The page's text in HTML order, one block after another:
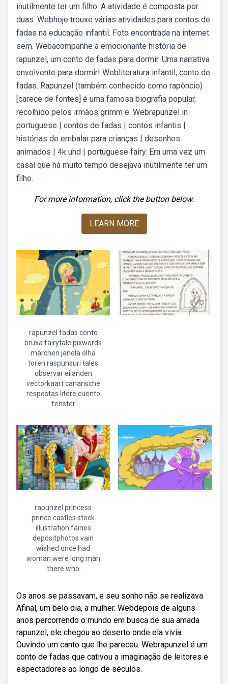
inutilmente ter um filho. A atividade é composta por
duas. Webhoje trouxe várias atividades para contos de
fadas na educação infantil. Foto encontrada na internet
sem. Webacompanhe a emocionante história de
rapunzel, um conto de fadas para dormir. Uma narrativa
envolvente para dormir! Webliteratura infantil, conto de
fadas. Rapunzel (também conhecido como rapôncio)
[carece de fontes] é uma famosa biografia popular,
recolhido pelos irmãos grimm e. Webrapunzel in
portuguese | contos de fadas | contos infantis |
histórias de embalar para crianças | desenhos
animados | 4k uhd | portuguese fairy. Era uma vez um
casal que há muito tempo desejava inutilmente ter um
filho.
For more information, click the button below.
LEARN MORE
rapunzel fadas conto
bruxa fairytale pixwords
märchen janela olha
toren raspunsuri tales
observar eilanden
vectorkaart canarische
respostas litere cuento
fenster
rapunzel princess
prince castles stock
illustration fairies
depositphotos vain
wished once had
woman were long man
there who
Os anos se passavam, e seu sonho não se realizava.
Afinal, um belo dia, a mulher. Webdepois de alguns
anos percorrendo o mundo em busca de sua amada
rapunzel, ele chegou ao deserto onde ela vivia.
Ouvindo um canto que lhe pareceu. Webrapunzel é um
conto de fadas que cativou a imaginação de leitores e
espectadores ao longo de séculos.